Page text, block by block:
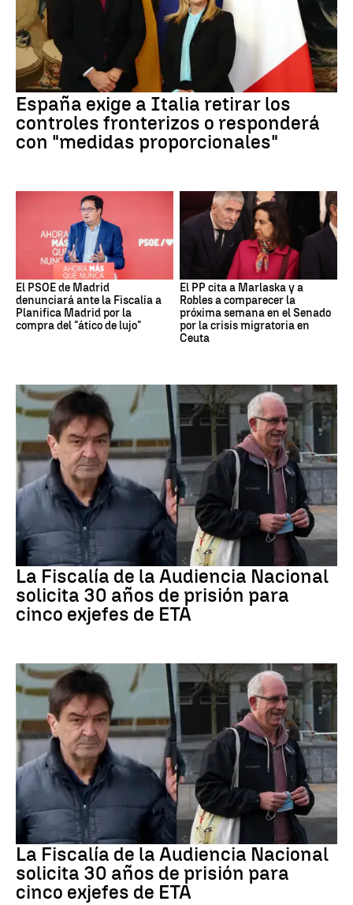
España exige a Italia retirar los
controles fronterizos o responderá
con "medidas proporcionales"
El PSOE de Madrid
denunciará ante la Fiscalía a
Planifica Madrid por la
compra del "ático de lujo"
El PP cita a Marlaska y a
Robles a comparecer la
próxima semana en el Senado
por la crisis migratoria en
Ceuta
ETA
La Fiscalía de la Audiencia Nacional
solicita 30 años de prisión para
cinco exjefes de ETA
ETA
La Fiscalía de la Audiencia Nacional
solicita 30 años de prisión para
cinco exjefes de ETA